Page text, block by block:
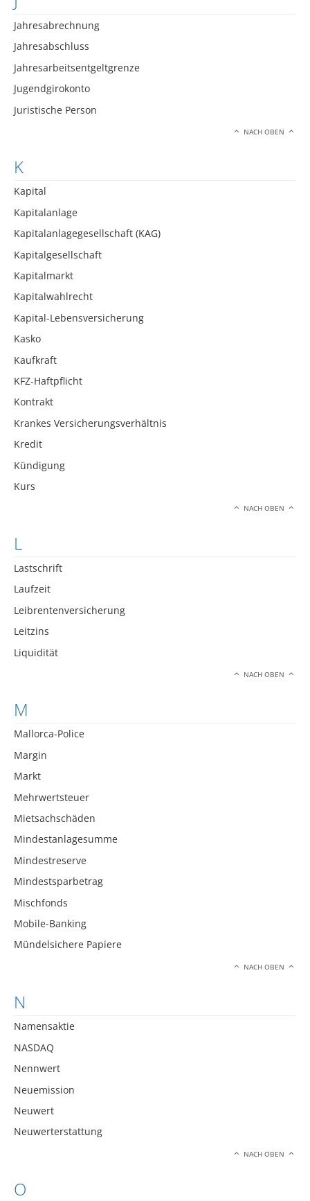
Jahresabrechnung
Jahresabschluss
Jahresarbeitsentgeltgrenze
Jugendgirokonto
Juristische Person
NACH OBEN
K
Kapital
Kapitalanlage
Kapitalanlagegesellschaft (KAG)
Kapitalgesellschaft
Kapitalmarkt
Kapitalwahlrecht
Kapital-Lebensversicherung
Kasko
Kaufkraft
KFZ-Haftpflicht
Kontrakt
Krankes Versicherungsverhältnis
Kredit
Kündigung
Kurs
NACH OBEN
L
Lastschrift
Laufzeit
Leibrentenversicherung
Leitzins
Liquidität
NACH OBEN
M
Mallorca-Police
Margin
Markt
Mehrwertsteuer
Mietsachschäden
Mindestanlagesumme
Mindestreserve
Mindestsparbetrag
Mischfonds
Mobile-Banking
Mündelsichere Papiere
NACH OBEN
N
Namensaktie
NASDAQ
Nennwert
Neuemission
Neuwert
Neuwerterstattung
NACH OBEN
O